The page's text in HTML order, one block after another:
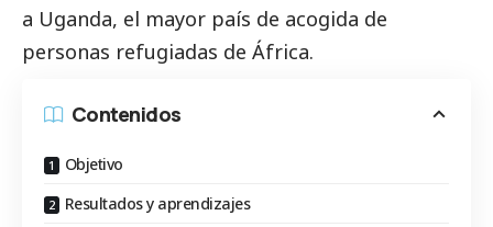
a Uganda, el mayor país de acogida de
personas refugiadas de África.
Contenidos
Objetivo
Resultados y aprendizajes